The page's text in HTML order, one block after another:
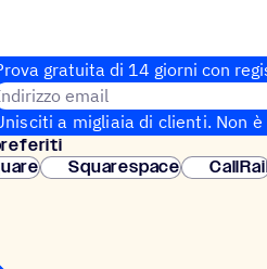
gratuita di 14 giorni con
email
a migliaia di clienti. Non
istantanea.
Squarespace